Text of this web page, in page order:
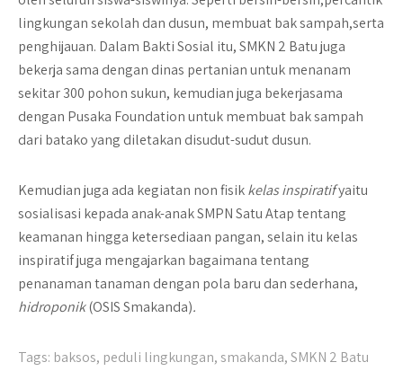
lingkungan sekolah dan dusun, membuat bak sampah,serta
penghijauan. Dalam Bakti Sosial itu, SMKN 2 Batu juga
bekerja sama dengan dinas pertanian untuk menanam
sekitar 300 pohon sukun, kemudian juga bekerjasama
dengan Pusaka Foundation untuk membuat bak sampah
dari batako yang diletakan disudut-sudut dusun.
Kemudian juga ada kegiatan non fisikkelas inspiratifyaitu
sosialisasi kepada anak-anak SMPN Satu Atap tentang
keamanan hingga ketersediaan pangan, selain itu kelas
inspiratif juga mengajarkan bagaimana tentang
penanaman tanaman dengan pola baru dan sederhana,
hidroponik(OSIS Smakanda).
Tags: baksos, peduli lingkungan,smakanda,SMKN 2 Batu